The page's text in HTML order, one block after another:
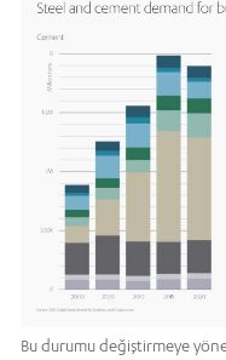
Bu durumu değiştirmeye